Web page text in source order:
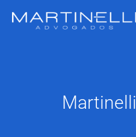
Martinelli